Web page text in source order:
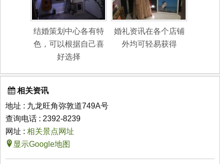
结婚策划中心各有特
色，可以根据自己喜
好选择
婚礼资讯在各个店铺
外均可轻易获得
相关资讯
地址 : 九龙旺角弥敦道749A号
查询电话 : 2392-8239
网址 : 相关景点网址
显示Google地图